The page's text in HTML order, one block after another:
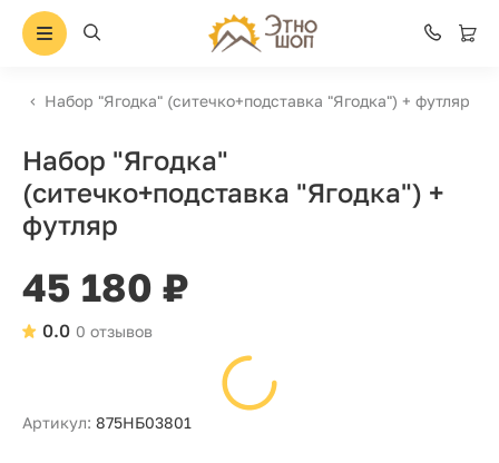
Набор "Ягодка" (ситечко+подставка "Ягодка") + футляр
Набор "Ягодка"
(ситечко+подставка "Ягодка") +
футляр
45 180 ₽
0 отзывов
0.0
Артикул: 875НБ03801